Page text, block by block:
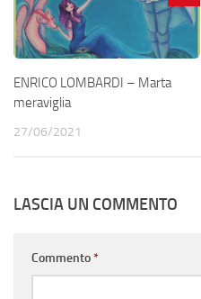
ENRICO LOMBARDI – Marta
meraviglia
27/06/2021
LASCIA UN COMMENTO
Commento*